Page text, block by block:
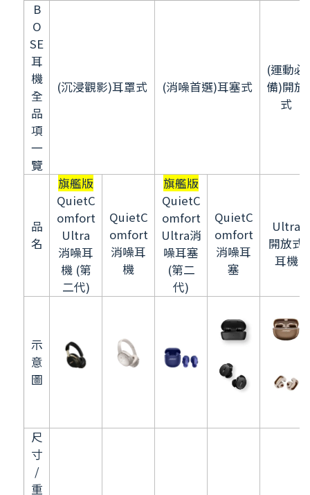
B
O
SE
耳
機
全
品
項
一
覽
(沉浸觀影)耳罩式 (消噪首選)耳塞式
(運動必
備)開放
式
品
名
旗艦版
QuietC
omfort
Ultra
消噪耳
機 (第
二代)
QuietC
omfort
消噪耳
機
旗艦版
QuietC
omfort
Ultra消
噪耳塞
(第二
代)
QuietC
omfort
消噪耳
塞
Ultra
開放式
耳機
示
意
圖
尺
寸
/
重